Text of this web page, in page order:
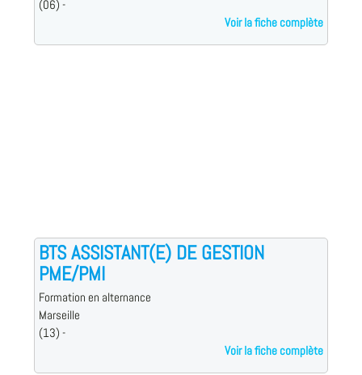
(06) -
Voir la fiche complète
BTS ASSISTANT(E) DE GESTION
PME/PMI
Formation en alternance
Marseille
(13) -
Voir la fiche complète